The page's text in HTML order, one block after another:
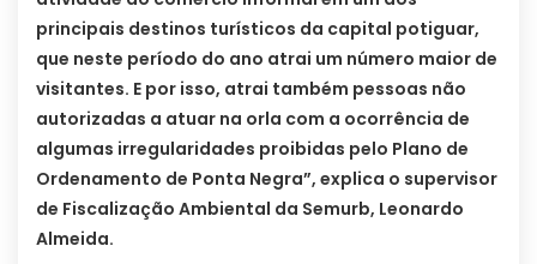
principais destinos turísticos da capital potiguar,
que neste período do ano atrai um número maior de
visitantes. E por isso, atrai também pessoas não
autorizadas a atuar na orla com a ocorrência de
algumas irregularidades proibidas pelo Plano de
Ordenamento de Ponta Negra”, explica o supervisor
de Fiscalização Ambiental da Semurb, Leonardo
Almeida.